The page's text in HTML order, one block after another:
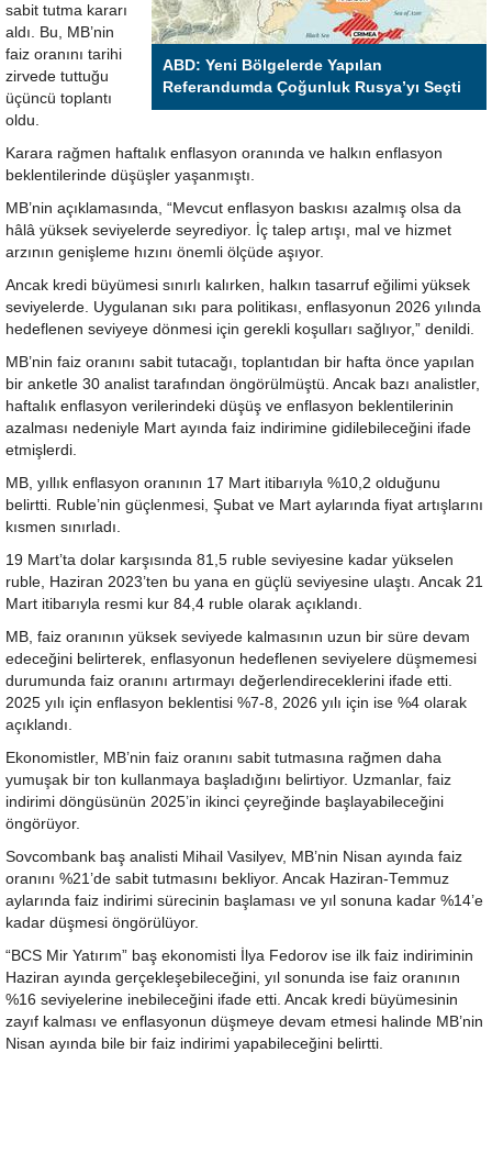
ABD: Yeni Bölgelerde Yapılan
Referandumda Çoğunluk Rusya’yı Seçti
sabit tutma kararı
aldı. Bu, MB’nin
faiz oranını tarihi
zirvede tuttuğu
üçüncü toplantı
oldu.
Karara rağmen haftalık enflasyon oranında ve halkın enflasyon
beklentilerinde düşüşler yaşanmıştı.
MB’nin açıklamasında, “Mevcut enflasyon baskısı azalmış olsa da
hâlâ yüksek seviyelerde seyrediyor. İç talep artışı, mal ve hizmet
arzının genişleme hızını önemli ölçüde aşıyor.
Ancak kredi büyümesi sınırlı kalırken, halkın tasarruf eğilimi yüksek
seviyelerde. Uygulanan sıkı para politikası, enflasyonun 2026 yılında
hedeflenen seviyeye dönmesi için gerekli koşulları sağlıyor,” denildi.
MB’nin faiz oranını sabit tutacağı, toplantıdan bir hafta önce yapılan
bir anketle 30 analist tarafından öngörülmüştü. Ancak bazı analistler,
haftalık enflasyon verilerindeki düşüş ve enflasyon beklentilerinin
azalması nedeniyle Mart ayında faiz indirimine gidilebileceğini ifade
etmişlerdi.
MB, yıllık enflasyon oranının 17 Mart itibarıyla %10,2 olduğunu
belirtti. Ruble’nin güçlenmesi, Şubat ve Mart aylarında fiyat artışlarını
kısmen sınırladı.
19 Mart’ta dolar karşısında 81,5 ruble seviyesine kadar yükselen
ruble, Haziran 2023’ten bu yana en güçlü seviyesine ulaştı. Ancak 21
Mart itibarıyla resmi kur 84,4 ruble olarak açıklandı.
MB, faiz oranının yüksek seviyede kalmasının uzun bir süre devam
edeceğini belirterek, enflasyonun hedeflenen seviyelere düşmemesi
durumunda faiz oranını artırmayı değerlendireceklerini ifade etti.
2025 yılı için enflasyon beklentisi %7-8, 2026 yılı için ise %4 olarak
açıklandı.
Ekonomistler, MB’nin faiz oranını sabit tutmasına rağmen daha
yumuşak bir ton kullanmaya başladığını belirtiyor. Uzmanlar, faiz
indirimi döngüsünün 2025’in ikinci çeyreğinde başlayabileceğini
öngörüyor.
Sovcombank baş analisti Mihail Vasilyev, MB’nin Nisan ayında faiz
oranını %21’de sabit tutmasını bekliyor. Ancak Haziran-Temmuz
aylarında faiz indirimi sürecinin başlaması ve yıl sonuna kadar %14’e
kadar düşmesi öngörülüyor.
“BCS Mir Yatırım” baş ekonomisti İlya Fedorov ise ilk faiz indiriminin
Haziran ayında gerçekleşebileceğini, yıl sonunda ise faiz oranının
%16 seviyelerine inebileceğini ifade etti. Ancak kredi büyümesinin
zayıf kalması ve enflasyonun düşmeye devam etmesi halinde MB’nin
Nisan ayında bile bir faiz indirimi yapabileceğini belirtti.